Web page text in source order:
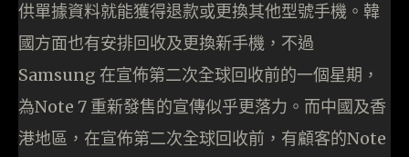
供單據資料就能獲得退款或更換其他型號手機。韓
國方面也有安排回收及更換新手機，不過
Samsung 在宣佈第二次全球回收前的一個星期，
為Note 7 重新發售的宣傳似乎更落力。而中國及香
港地區，在宣佈第二次全球回收前，有顧客的Note